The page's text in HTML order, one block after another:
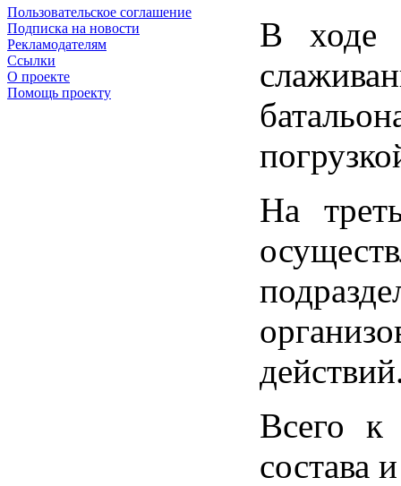
Пользовательское соглашение
Подписка на новости
Рекламодателям
Ссылки
О проекте
Помощь проекту
В ходе
На
Всего к
состава